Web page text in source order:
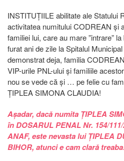
INSTITUȚIILE abilitate ale Statului
activitatea numitului CODREAN și
familiei lui, care au mare ”intrare”
furat ani de zile la Spitalul
demonstrat deja, familia
VIP-urile PNL-ului și familiile
nou se vede că și … pe felie cu
ȚIPLEA SIMONA CLAUDIA!
Așadar, dacă numita ȚIPLEA
în DOSARUL PENAL Nr. 154/
ANAF, este nevasta lui ȚIPLEA
BIHOR, atunci e cam clară